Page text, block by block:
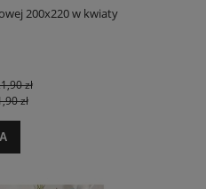
200x220 w kwiaty
zł
zł